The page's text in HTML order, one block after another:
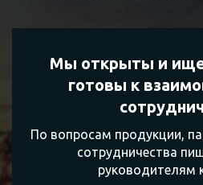
Мы открыты и
готовы к
По вопросам продукции,
сотрудничества
руководителям